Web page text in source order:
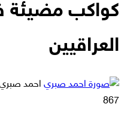
كواكب مضيئة
العراقيين
احمد
867